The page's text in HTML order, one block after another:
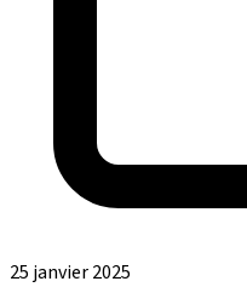
25 janvier 2025